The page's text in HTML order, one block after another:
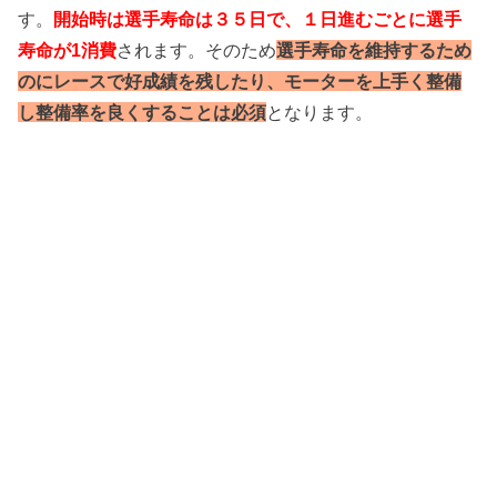
す。 開始時は選手寿命は３５日で、１日進むごとに選手
寿命が1消費されます。そのため選手寿命を維持するため
のにレースで好成績を残したり、モーターを上手く整備
し整備率を良くすることは必須となります。